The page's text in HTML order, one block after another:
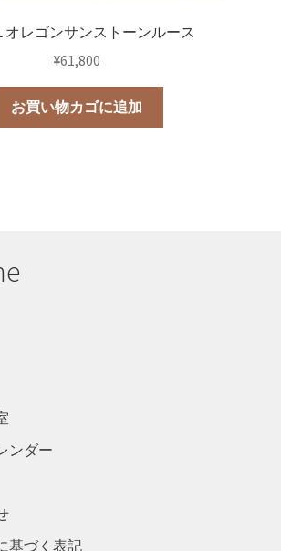
オレゴンサンストーンルース
¥61,800
お買い物カゴに追加
ンダー
基づく表記